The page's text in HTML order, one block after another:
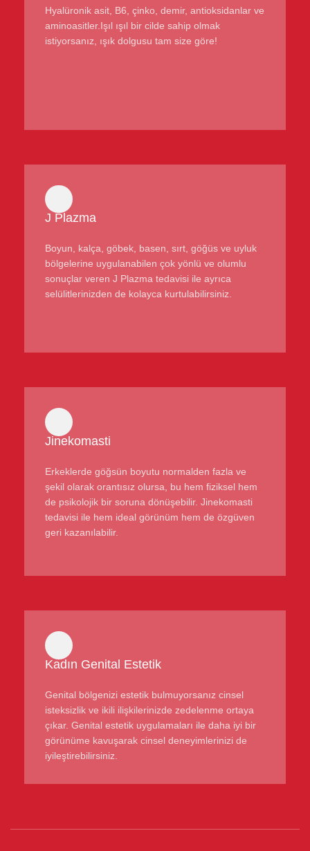
Hyalüronik asit, B6, çinko, demir, antioksidanlar ve
aminoasitler.Işıl ışıl bir cilde sahip olmak
istiyorsanız, ışık dolgusu tam size göre!
J Plazma
Boyun, kalça, göbek, basen, sırt, göğüs ve uyluk
bölgelerine uygulanabilen çok yönlü ve olumlu
sonuçlar veren J Plazma tedavisi ile ayrıca
selülitlerinizden de kolayca kurtulabilirsiniz.
Jinekomasti
Erkeklerde göğsün boyutu normalden fazla ve
şekil olarak orantısız olursa, bu hem fiziksel hem
de psikolojik bir soruna dönüşebilir. Jinekomasti
tedavisi ile hem ideal görünüm hem de özgüven
geri kazanılabilir.
Kadın Genital Estetik
Genital bölgenizi estetik bulmuyorsanız cinsel
isteksizlik ve ikili ilişkilerinizde zedelenme ortaya
çıkar. Genital estetik uygulamaları ile daha iyi bir
görünüme kavuşarak cinsel deneyimlerinizi de
iyileştirebilirsiniz.